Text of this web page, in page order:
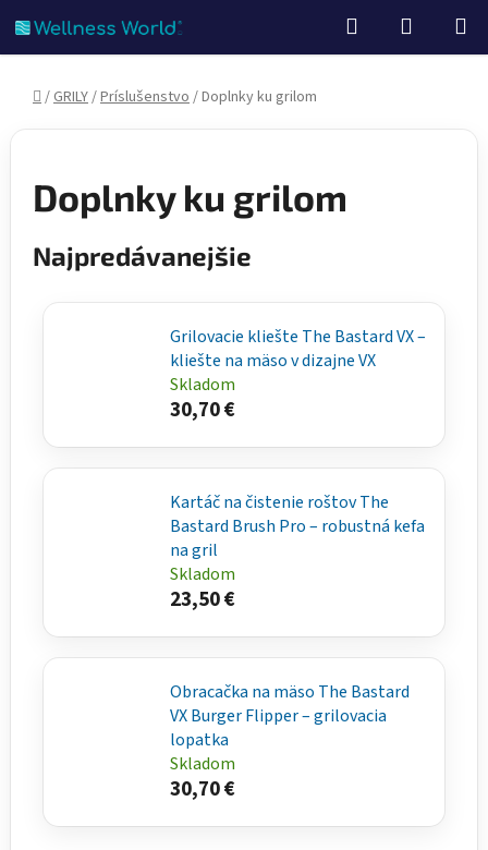
na
obsah
Hľadať
KOŠÍK
Domov
/GRILY/Príslušenstvo/Doplnky ku grilom
Doplnky ku grilom
Najpredávanejšie
Grilovacie kliešte The Bastard VX –
kliešte na mäso v dizajne VX
Skladom
30,70 €
Kartáč na čistenie roštov The
Bastard Brush Pro – robustná kefa
na gril
Skladom
23,50 €
Obracačka na mäso The Bastard
VX Burger Flipper – grilovacia
lopatka
Skladom
30,70 €